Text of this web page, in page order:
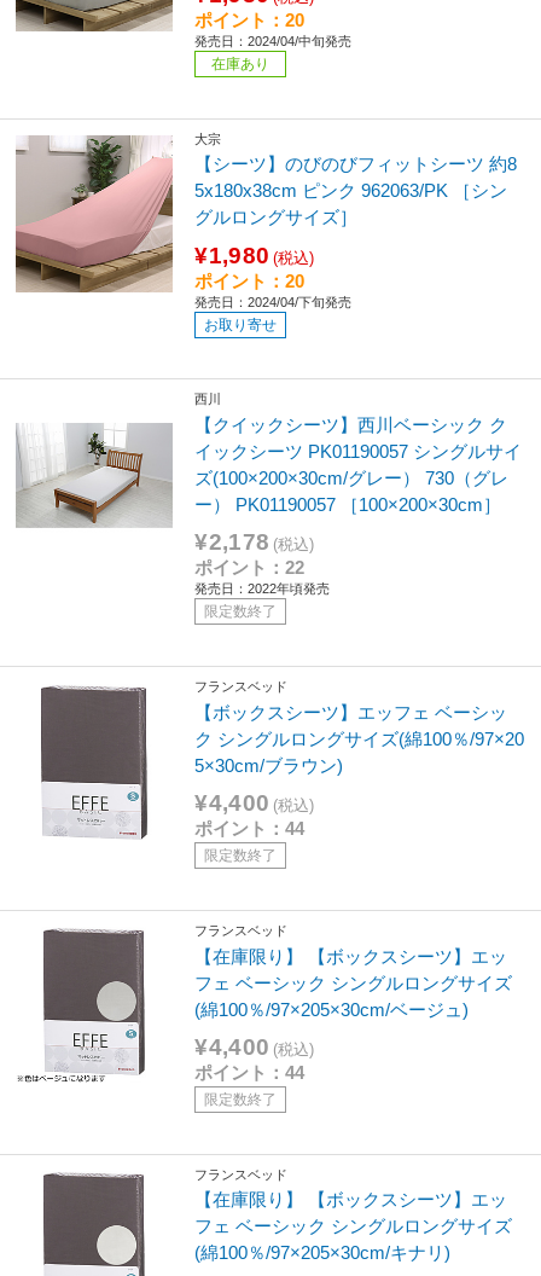
ポイント：20
発売日：2024/04/中旬発売
在庫あり
大宗
【シーツ】のびのびフィットシーツ 約8
5x180x38cm ピンク 962063/PK ［シン
グルロングサイズ］
¥1,980 (税込)
ポイント：20
発売日：2024/04/下旬発売
お取り寄せ
西川
【クイックシーツ】西川ベーシック ク
イックシーツ PK01190057 シングルサイ
ズ(100×200×30cm/グレー） 730（グレ
ー） PK01190057 ［100×200×30cm］
¥2,178 (税込)
ポイント：22
発売日：2022年頃発売
限定数終了
フランスベッド
【ボックスシーツ】エッフェ ベーシッ
ク シングルロングサイズ(綿100％/97×20
5×30cm/ブラウン)
¥4,400 (税込)
ポイント：44
限定数終了
フランスベッド
【在庫限り】 【ボックスシーツ】エッ
フェ ベーシック シングルロングサイズ
(綿100％/97×205×30cm/ベージュ)
¥4,400 (税込)
ポイント：44
限定数終了
フランスベッド
【在庫限り】 【ボックスシーツ】エッ
フェ ベーシック シングルロングサイズ
(綿100％/97×205×30cm/キナリ)